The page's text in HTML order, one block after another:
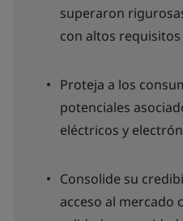
superaron
con altos
Proteja a los
potenciales
eléctricos y
Consolide su
acceso al mercado